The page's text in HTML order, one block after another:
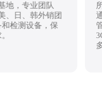
地，专业团队
、日、韩外销团
检测设备，保